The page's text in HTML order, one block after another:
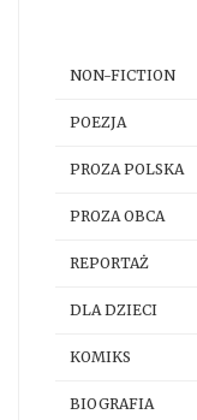
NON-FICTION
POEZJA
PROZA POLSKA
PROZA OBCA
REPORTAŻ
DLA DZIECI
KOMIKS
BIOGRAFIA